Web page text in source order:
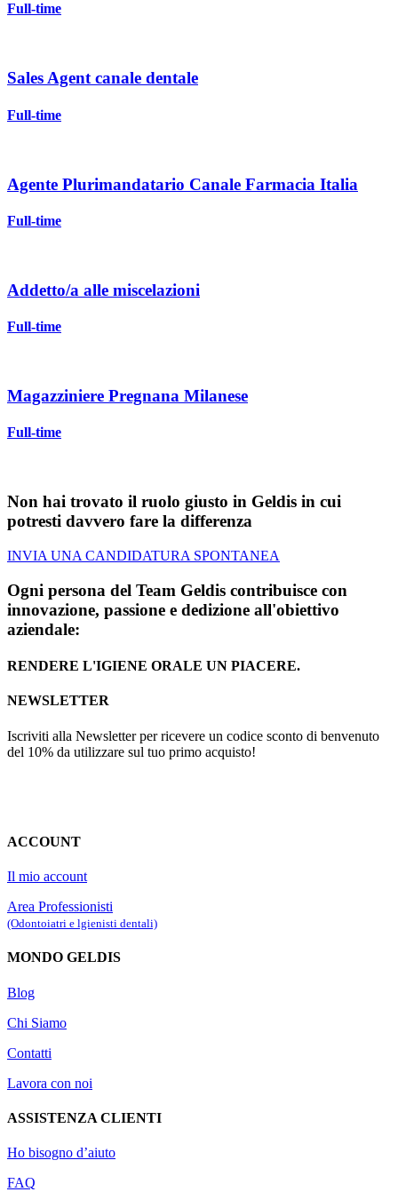
Full-time
Sales Agent canale dentale
Full-time
Agente Plurimandatario Canale Farmacia Italia
Full-time
Addetto/a alle miscelazioni
Full-time
Magazziniere Pregnana Milanese
Full-time
Non hai trovato il ruolo giusto in Geldis in cui
potresti davvero fare la differenza
INVIA UNA CANDIDATURA SPONTANEA
Ogni persona del Team Geldis contribuisce con
innovazione, passione e dedizione all'obiettivo
aziendale:
RENDERE L'IGIENE ORALE UN PIACERE.
NEWSLETTER
Iscriviti alla Newsletter per ricevere un codice sconto di benvenuto
del 10% da utilizzare sul tuo primo acquisto!
ACCOUNT
Il mio account
Area Professionisti
(Odontoiatri e lgienisti dentali)
MONDO GELDIS
Blog
Chi Siamo
Contatti
Lavora con noi
ASSISTENZA CLIENTI
Ho bisogno d’aiuto
FAQ